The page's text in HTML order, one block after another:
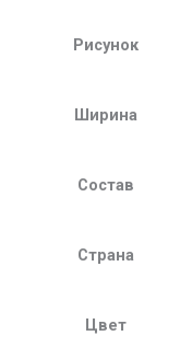
Рисунок
Ширина
Состав
Страна
Цвет